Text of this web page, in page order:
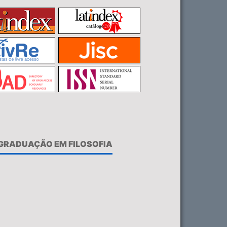
EM FILOSOFIA